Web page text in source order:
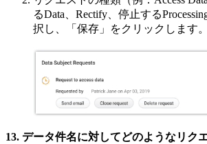
るData、Rectify、停止する
択し、「保存」をクリックします。
13. データ件名に対してどのようなリク